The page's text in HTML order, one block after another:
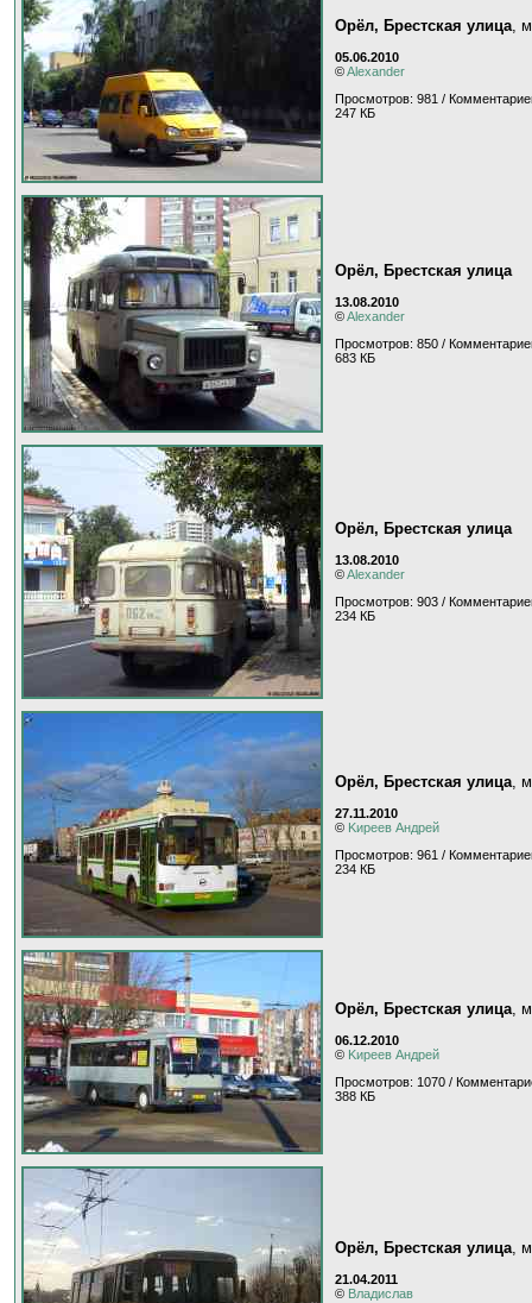
Орёл, Брестская улица ,
05.06.2010
©Alexander
Просмотров: 981 /
247 КБ
Орёл, Брестская улица
13.08.2010
©Alexander
Просмотров: 850 /
683 КБ
Орёл, Брестская улица
13.08.2010
©Alexander
Просмотров: 903 /
234 КБ
Орёл, Брестская улица ,
27.11.2010
© Kиpeeв Aндpeй
Просмотров: 961 /
234 КБ
Орёл, Брестская улица ,
06.12.2010
© Kиpeeв Aндpeй
Просмотров: 1070 /
388 КБ
Орёл, Брестская улица ,
21.04.2011
© Владислав